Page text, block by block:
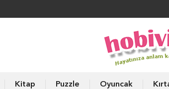
Kitap Puzzle Oyuncak